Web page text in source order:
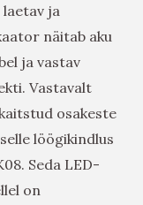
ja
näitab aku
ja vastav
Vastavalt
osakeste
löögikindlus
Seda LED-
on